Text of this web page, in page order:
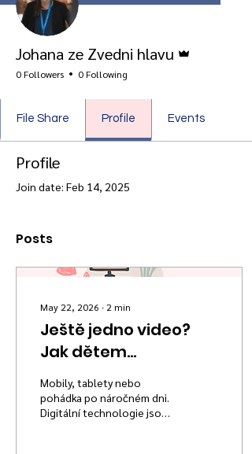
Johana ze Zvedni hlavu
0 Followers 0 Following
File Share Profile Events
Profile
Join date: Feb 14, 2025
Posts
May 22, 2026 ∙ 2min
Ještě jedno video?
Jak dětem
nastavovat zdravé
hranice u obrazovek
Mobily, tablety nebo
pohádka po náročném dni.
Digitální technologie jsou